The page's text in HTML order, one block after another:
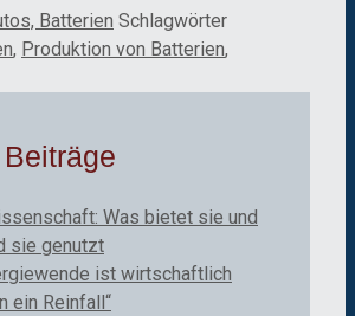
Batterien Schlagwörter
, Produktion von Batterien,
Was bietet sie und
sie genutzt
ist wirtschaftlich
ein Reinfall“